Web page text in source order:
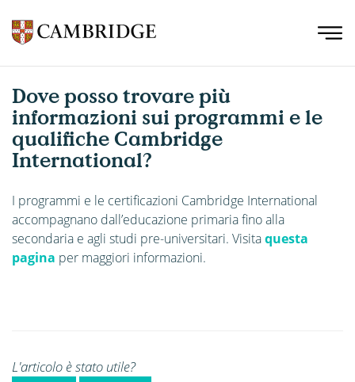
Dove posso trovare più
informazioni sui programmi e le
qualifiche Cambridge
International?
I programmi e le certificazioni Cambridge International
accompagnano dall’educazione primaria fino alla
secondaria e agli studi pre-universitari. Visitaquesta
pagina per maggiori informazioni.
L'articolo è stato utile?